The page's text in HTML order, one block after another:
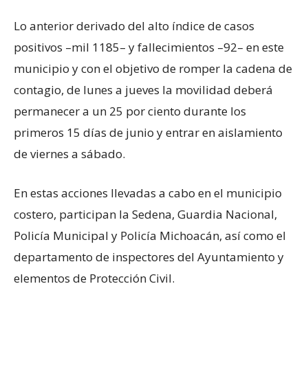
Lo anterior derivado del alto índice de casos
positivos –mil 1185– y fallecimientos –92– en este
municipio y con el objetivo de romper la cadena de
contagio, de lunes a jueves la movilidad deberá
permanecer a un 25 por ciento durante los
primeros 15 días de junio y entrar en aislamiento
de viernes a sábado.
En estas acciones llevadas a cabo en el municipio
costero, participan la Sedena, Guardia Nacional,
Policía Municipal y Policía Michoacán, así como el
departamento de inspectores del Ayuntamiento y
elementos de Protección Civil.